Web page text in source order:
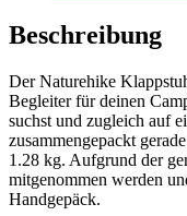
Beschreibung
Der Naturehike
Begleiter für deinen
suchst und zugleich auf
zusammengepackt
1.28 kg. Aufgrund der
mitgenommen werden
Handgepäck.